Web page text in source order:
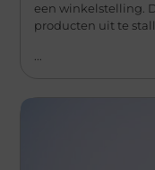
een winkelstelling.
producten uit te